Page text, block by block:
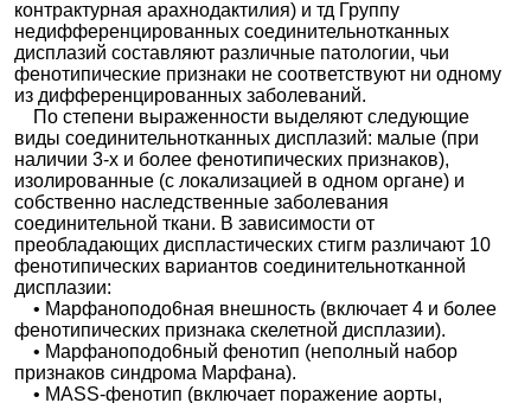
контрактурная арахнодактилия) и тд Группу
недифференцированных соединительнотканных
дисплазий составляют различные патологии, чьи
фенотипические признаки не соответствуют ни одному
из дифференцированных заболеваний.
По степени выраженности выделяют следующие
виды соединительнотканных дисплазий: малые (при
наличии 3-х и более фенотипических признаков),
изолированные (с локализацией в одном органе) и
собственно наследственные заболевания
соединительной ткани. В зависимости от
преобладающих диспластических стигм различают 10
фенотипических вариантов соединительнотканной
дисплазии:
• Марфаноподо6ная внешность (включает 4 и более
фенотипических признака скелетной дисплазии).
• Марфаноподо6ный фенотип (неполный набор
признаков синдрома Марфана).
• МАSS-фенотип (включает поражение аорты,